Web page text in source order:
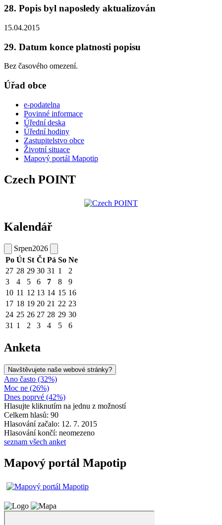
28. Popis byl naposledy aktualizován
15.04.2015
29. Datum konce platnosti popisu
Bez časového omezení.
Úřad obce
e-podatelna
Povinné informace
Úřední deska
Úřední hodiny
Zastupitelstvo obce
Životní situace
Mapový portál Mapotip
Czech POINT
Kalendář
Srpen2026
Po Út St Čt Pá So Ne
27 28 29 30 31 1
2
3
4 5 6 7 8
9
10 11 12 13 14 15 16
17 18 19 20 21 22 23
24 25 26 27 28 29 30
31 1 2 3 4 5 6
Anketa
Navštěvujete naše webové stránky?
Ano často (32%)
Moc ne (26%)
Dnes poprvé (42%)
Hlasujte kliknutím na jednu z možností
Celkem hlasů: 90
Hlasování začalo: 12. 7. 2015
Hlasování končí: neomezeno
seznam všech anket
Mapový portál Mapotip